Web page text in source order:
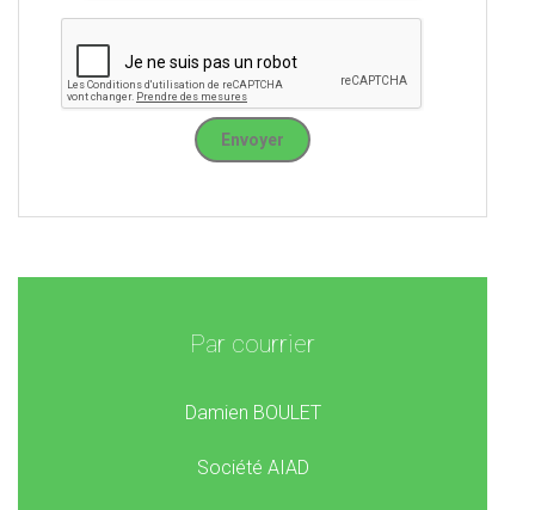
Envoyer
Par courrier
Damien BOULET
Société AIAD